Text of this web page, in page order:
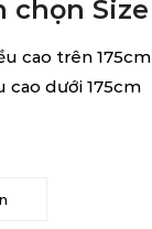
chọn Size
cao trên 175cm
cao dưới 175cm